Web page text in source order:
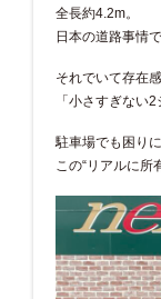
全長約4.2m。
日本の道路事情
それでいて存在
「小さすぎない
駐車場でも困り
この“リアルに所